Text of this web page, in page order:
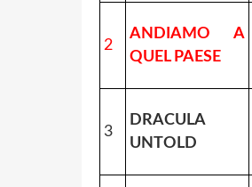
2
ANDIAMO A
QUEL PAESE
3
DRACULA
UNTOLD